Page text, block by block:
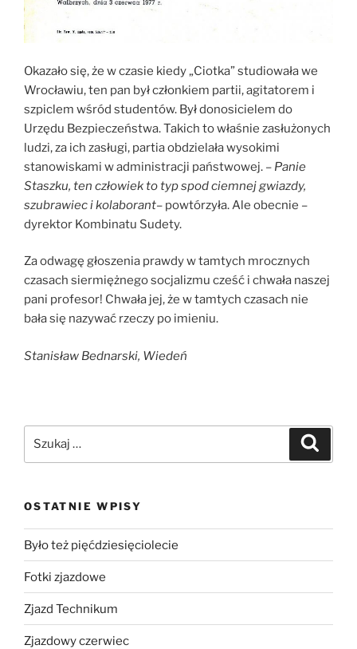
Okazało się, że w czasie kiedy „Ciotka” studiowała we
Wrocławiu, ten pan był członkiem partii, agitatorem i
szpiclem wśród studentów. Był donosicielem do
Urzędu Bezpieczeństwa. Takich to właśnie zasłużonych
ludzi, za ich zasługi, partia obdzielała wysokimi
stanowiskami w administracji państwowej. – Panie
Staszku, ten człowiek to typ spod ciemnej gwiazdy,
szubrawiec i kolaborant– powtórzyła. Ale obecnie –
dyrektor Kombinatu Sudety.
Za odwagę głoszenia prawdy w tamtych mrocznych
czasach siermiężnego socjalizmu cześć i chwała naszej
pani profesor! Chwała jej, że w tamtych czasach nie
bała się nazywać rzeczy po imieniu.
Stanisław Bednarski, Wiedeń
OSTATNIE WPISY
Było też pięćdziesięciolecie
Fotki zjazdowe
Zjazd Technikum
Zjazdowy czerwiec